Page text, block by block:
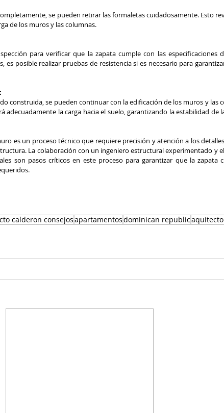
se pueden retirar las formaletas cuidadosamente. Esto
de los muros y las columnas.
para verificar que la zapata cumple con las especificaciones
es posible realizar pruebas de resistencia si es necesario para
construida, se pueden continuar con la edificación de los muros y las
adecuadamente la carga hacia el suelo, garantizando la estabilidad de
es un proceso técnico que requiere precisión y atención a los
La colaboración con un ingeniero estructural experimentado y
son pasos críticos en este proceso para garantizar que la zapata
calderon consejosapartamentosdominican republic